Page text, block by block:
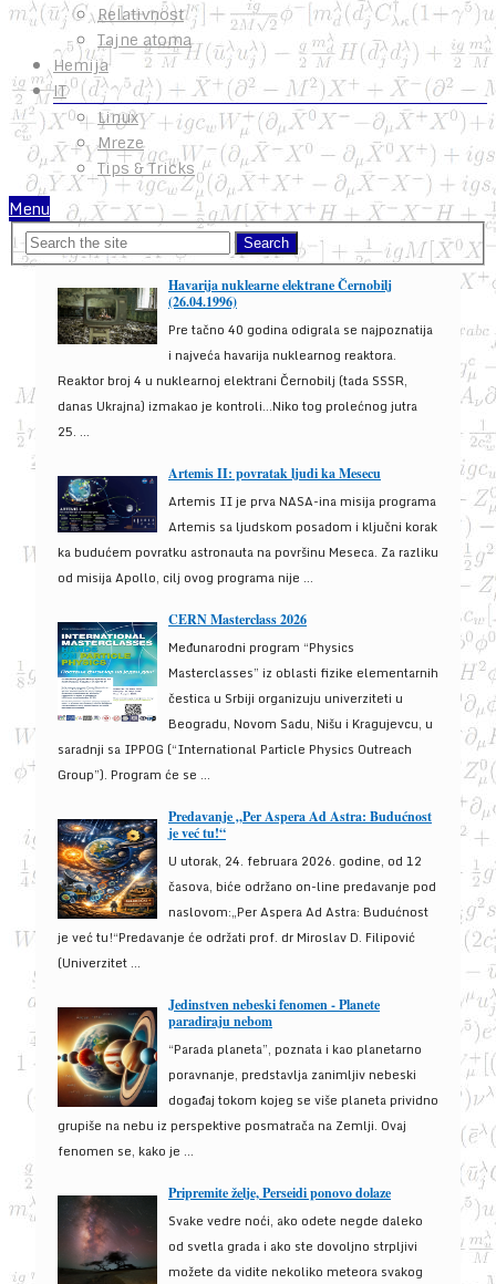
Relativnost
Tajne atoma
Hemija
IT
Linux
Mreze
Tips & Tricks
Menu
Havarija nuklearne elektrane Černobilj
(26.04.1996)
Pre tačno 40 godina odigrala se najpoznatija
i najveća havarija nuklearnog reaktora.
Reaktor broj 4 u nuklearnoj elektrani Černobilj (tada SSSR,
danas Ukrajna) izmakao je kontroli...Niko tog prolećnog jutra
25. ...
Artemis II: povratak ljudi ka Mesecu
Artemis II je prva NASA-ina misija programa
Artemis sa ljudskom posadom i ključni korak
ka budućem povratku astronauta na površinu Meseca. Za razliku
od misija Apollo, cilj ovog programa nije ...
CERN Masterclass 2026
Međunarodni program “Physics
Masterclasses” iz oblasti fizike elementarnih
čestica u Srbiji organizuju univerziteti u
Beogradu, Novom Sadu, Nišu i Kragujevcu, u
saradnji sa IPPOG (“International Particle Physics Outreach
Group”). Program će se ...
Predavanje „Per Aspera Ad Astra: Budućnost
je već tu!“
U utorak, 24. februara 2026. godine, od 12
časova, biće održano on-line predavanje pod
naslovom:„Per Aspera Ad Astra: Budućnost
je već tu!“Predavanje će održati prof. dr Miroslav D. Filipović
(Univerzitet ...
Jedinstven nebeski fenomen - Planete
paradiraju nebom
“Parada planeta”, poznata i kao planetarno
poravnanje, predstavlja zanimljiv nebeski
događaj tokom kojeg se više planeta prividno
grupiše na nebu iz perspektive posmatrača na Zemlji. Ovaj
fenomen se, kako je ...
Pripremite želje, Perseidi ponovo dolaze
Svake vedre noći, ako odete negde daleko
od svetla grada i ako ste dovoljno strpljivi
možete da vidite nekoliko meteora svakog